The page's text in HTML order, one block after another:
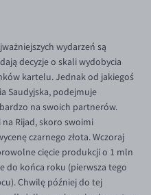
wydarzeń są
decyzje o skali wydobycia
kartelu. Jednak od jakiegoś
Saudyjska, podejmuje
na swoich partnerów.
Rijad, skoro swoimi
czarnego złota. Wczoraj
cięcie produkcji o 1 mln
do końca roku (pierwsza tego
Chwilę później do tej